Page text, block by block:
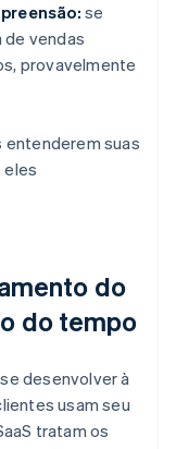
se
de vendas
provavelmente
entenderem suas
eles
do
do tempo
desenvolver à
usam seu
tratam os